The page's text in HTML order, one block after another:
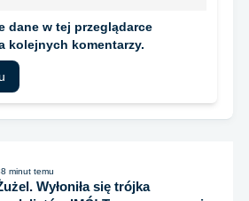
dane w tej przeglądarce
kolejnych komentarzy.
minut temu
Wyłoniła się trójka